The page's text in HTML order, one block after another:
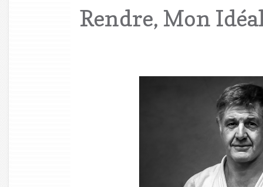
Rendre, Mon